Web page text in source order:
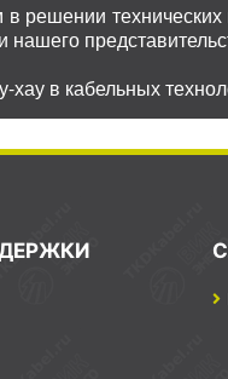
в кабельных